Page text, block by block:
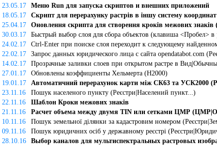
23.05.17
Меню Run для запуска скриптов и внешних приложений
18.05.17
Скрипт для перерахунку растрів в іншу систему
25.04.17
Оновлення скрипта для створення кроків межових знаків
30.03.17
Быстрый выбор слоя для сбора объектов (клавиша <Пробел>
24.02.17
Ctrl-Enter при поиске слоя переходит к следующему
22.02.17
Запрос данных юридического лица с сайта opendatabot.com
14.02.17
Прозрачные заливки слоев при открытом растре в
27.01.17
Обновлены коэффициенты Хельмерта (H2000)
19.01.17
Автоматичний перерахунок карти між СК63 та УСК2000
23.11.16
Пошук населеного пункту (Реєстри|Населений пункт...)
22.11.16
Шаблон Кроки межових знаків
21.11.16
Расчет объема между двумя TIN или сетками ЦМР
10.11.16
Пошук земельної ділянки за кадастровим номером
09.11.16
Пошук юридичних осіб у державному реєстрі
28.10.16
Выбор каналов для мультиспектральных растровых